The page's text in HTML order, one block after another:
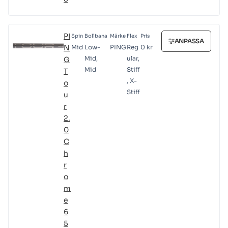
PI
N
G
T
o
u
r
2.
0
C
h
r
o
m
e
6
5
Spin
Mid
Bollbana
Low-
Mid,
Mid
Märke
PING
Flex
Reg
ular,
Stiff
, X-
Stiff
Pris
0 kr
ANPASSA